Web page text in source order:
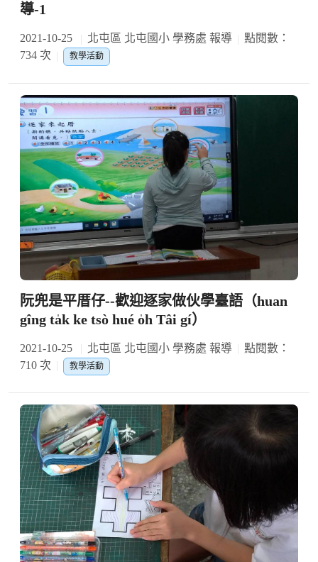
導-1
2021-10-25 北屯區 北屯國小 學務處 報導
點閱數：
734 次
教學活動
阮兜是平厝仔--歡迎逐家做伙學臺語（huan
gîng ta̍k ke tsò hué o̍h Tâi gí）
2021-10-25 北屯區 北屯國小 學務處 報導
點閱數：
710 次
教學活動